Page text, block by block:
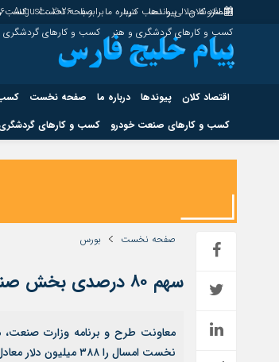
افزونه جلالی را نصب کنید. برابر با : Thursday - 6 - August - 2026 اقتصاد کلان پیوندها درباره ما صفحه نخست کسب و
کسب و کارهای گردشگری و هنر
کسب و کارهای گردشگری
اقتصاد کلان پیوندها درباره ما صفحه نخست کسب
کسب و کارهای صنعت خودرو
کسب و کارهای
اقتصاد کلان
هوش مصنوعی
صفحه نخست بورس
سهم ۸۰ درصدی بخش صنعت و معدن در جذب سرمایه‌گذاری خارجی
معاونت طرح و برنامه وزارت
نخست امسال را ۳۸۸ میلیون دلار معادل ۸۰ درصد میزان سرمایه‌گذاری خارجی در کشور اعلام کرد.